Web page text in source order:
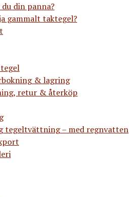
din panna?
gammalt taktegel?
& lagring
retur & återköp
tegeltvättning – med regnvatten